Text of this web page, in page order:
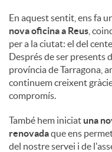
En aquest sentit, ens fa
nova oficina a Reus ,
per a la ciutat: el del
Després de ser presents
província de Tarragona,
continuem creixent
compromís.
També hem iniciat una
renovadaque ens
del nostre servei i de